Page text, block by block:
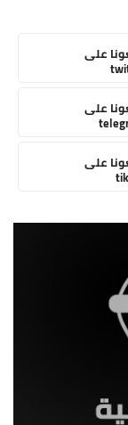
على
على
على